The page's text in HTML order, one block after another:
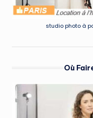
studio photo à
Où